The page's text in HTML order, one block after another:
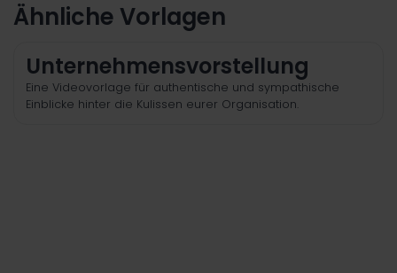
Ähnliche Vorlagen
Unternehmensvorstellung
Eine Videovorlage für authentische und sympathische
Einblicke hinter die Kulissen eurer Organisation.